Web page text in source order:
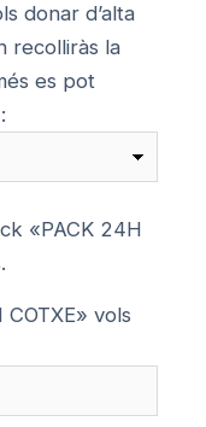
donar d’alta
recolliràs la
es pot
«PACK 24H
vols